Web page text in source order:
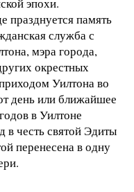
празднуется память
служба с
мэра города,
окрестных
Уилтона во
день или ближайшее
в Уилтоне
в честь святой Эдиты
перенесена в одну